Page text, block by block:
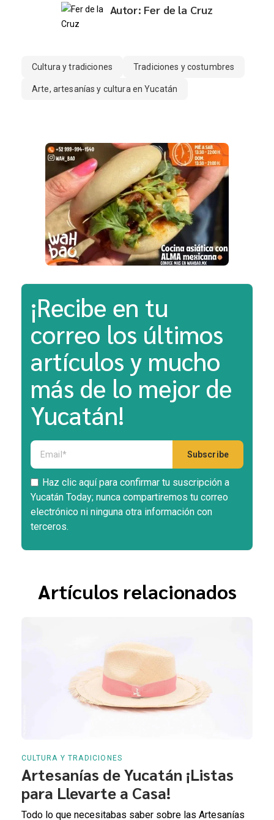
Autor: Fer de la Cruz
Cultura y tradiciones Tradiciones y costumbres
Arte, artesanías y cultura en Yucatán
¡Recibe en tu
correo los últimos
artículos y mucho
más de lo mejor de
Yucatán!
Haz clic aquí para confirmar tu suscripción a
Yucatán Today; nunca compartiremos tu correo
electrónico ni ninguna otra información con
terceros.
Artículos relacionados
CULTURA Y TRADICIONES
Artesanías de Yucatán ¡Listas
para Llevarte a Casa!
Todo lo que necesitabas saber sobre las Artesanías